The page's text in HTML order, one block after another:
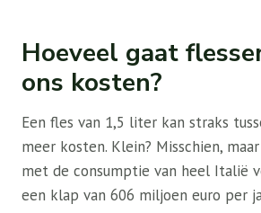
Hoeveel gaat
ons kosten?
Een fles van 1,5 liter kan straks
meer kosten. Klein? Misschien,
met de consumptie van heel Italië
een klap van 606 miljoen euro per